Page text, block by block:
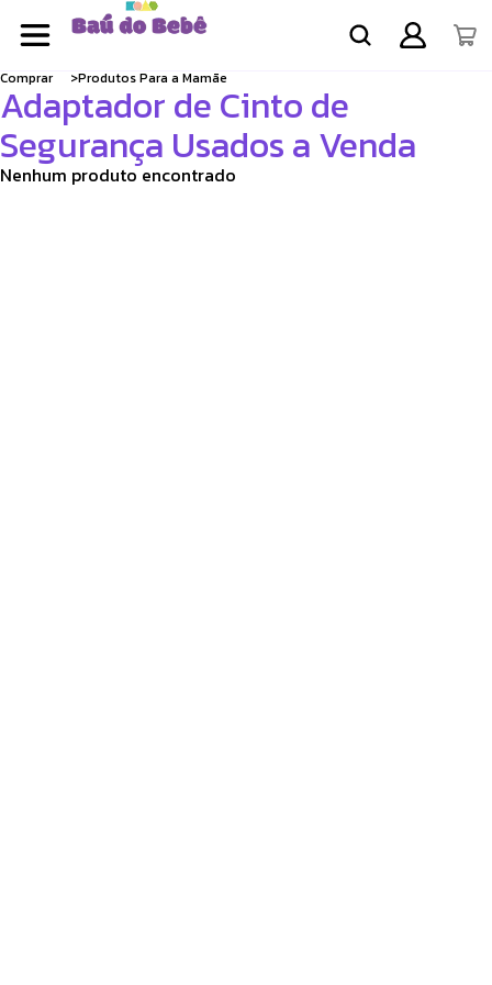
Comprar Produtos Para a Mamãe
Adaptador de Cinto de
Segurança Usados a Venda
Nenhum produto encontrado